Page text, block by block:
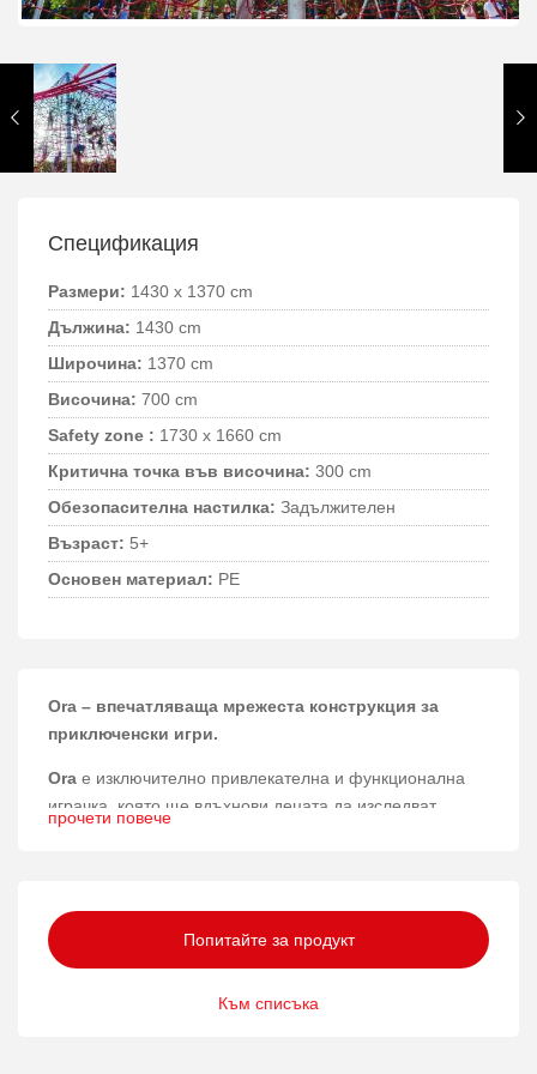
Спецификация
Размери: 1430 x 1370 cm
Дължина: 1430 cm
Широчина: 1370 cm
Височина: 700 cm
Safety zone : 1730 x 1660 cm
Критична точка във височина: 300 cm
Обезопасителна настилка: Задължителен
Възраст: 5+
Основен материал: PE
Ora – впечатляваща мрежеста конструкция за
приключенски игри.
Ora е изключително привлекателна и функционална
играчка, която ще вдъхнови децата да изследват,
катерят и развиват своята координация и баланс в
Конструкцията на Ora е изработена от галванизирана
дълготрайност. За мрежестите елементи са използвани
прочети повече
Попитайте за продукт
Към списъка